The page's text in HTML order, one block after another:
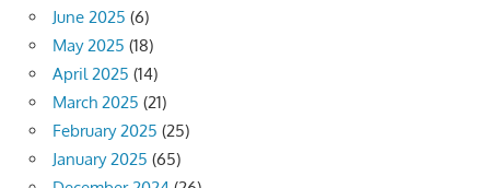
June 2025 (6)
May 2025 (18)
April 2025 (14)
March 2025 (21)
February 2025 (25)
January 2025 (65)